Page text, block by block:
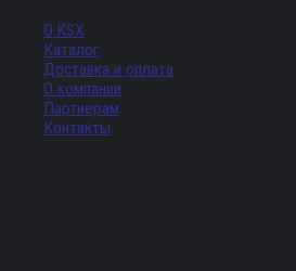
О KSX
Каталог
Доставка и оплата
О компании
Партнерам
Контакты